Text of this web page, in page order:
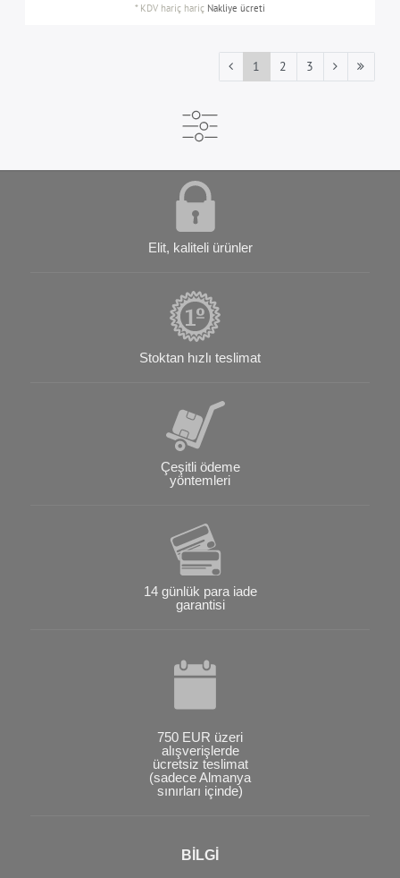
* KDV hariç hariç Nakliye ücreti
1 2 3
Elit, kaliteli ürünler
Stoktan hızlı teslimat
Çeşitli ödeme
yöntemleri
14 günlük para iade
garantisi
750 EUR üzeri
alışverişlerde
ücretsiz teslimat
(sadece Almanya
sınırları içinde)
BİLGİ